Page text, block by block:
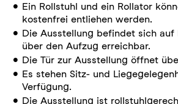
Ein Rollstuhl und ein Rollator
kostenfrei entliehen werden.
Die Ausstellung befindet sich auf
über den Aufzug erreichbar.
Die Tür zur Ausstellung öffnet
Es stehen Sitz- und
Verfügung.
Die Ausstellung ist